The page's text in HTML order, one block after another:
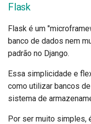
Flask
Flask é um
banco de dados nem
padrão no Django.
Essa simplicidade e
como utilizar bancos
sistema de
Por ser muito simples,